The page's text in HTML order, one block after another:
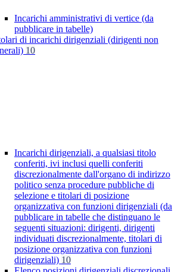
Incarichi amministrativi di vertice (da
pubblicare in tabelle)
di incarichi dirigenziali (dirigenti non
10
Incarichi dirigenziali, a qualsiasi titolo
conferiti, ivi inclusi quelli conferiti
discrezionalmente dall'organo di indirizzo
politico senza procedure pubbliche di
selezione e titolari di posizione
organizzativa con funzioni dirigenziali (da
pubblicare in tabelle che distinguano le
seguenti situazioni: dirigenti, dirigenti
individuati discrezionalmente, titolari di
posizione organizzativa con funzioni
dirigenziali) 10